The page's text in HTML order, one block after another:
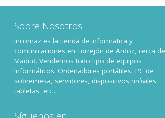
Sobre Nosotros
Incomaz es la tienda de informatica y
comunicaciones en Torrejón de Ardoz, cerca de
Madrid. Vendemos todo tipo de equipos
informáticos. Ordenadores portátiles, PC de
sobremesa, servidores, dispositivos móviles,
tabletas, etc...